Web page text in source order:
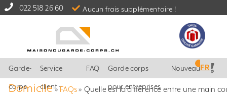
022 518 26 60 Aucun frais supplémentaire !
Garde-
corps
Service
client –
FAQ Garde corps
pour entreprises
Nouveautés
FR
Domicile»FAQs» Quelle est la différence entre une main